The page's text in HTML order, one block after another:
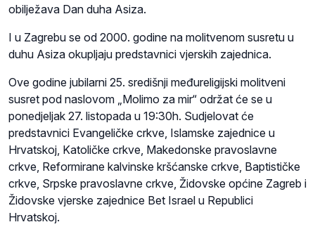
obilježava Dan duha Asiza.
I u Zagrebu se od 2000. godine na molitvenom susretu u
duhu Asiza okupljaju predstavnici vjerskih zajednica.
Ove godine jubilarni 25. središnji međureligijski molitveni
susret pod naslovom „Molimo za mir“ održat će se u
ponedjeljak 27. listopada u 19:30h. Sudjelovat će
predstavnici Evangeličke crkve, Islamske zajednice u
Hrvatskoj, Katoličke crkve, Makedonske pravoslavne
crkve, Reformirane kalvinske kršćanske crkve, Baptističke
crkve, Srpske pravoslavne crkve, Židovske općine Zagreb i
Židovske vjerske zajednice Bet Israel u Republici
Hrvatskoj.